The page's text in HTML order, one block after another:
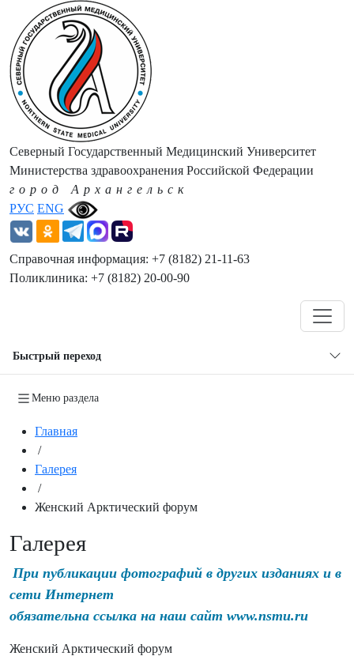
РУС ENG
Северный Государственный Медицинский Университет
Министерства здравоохранения Российской Федерации
город Архангельск
Справочная информация: +7 (8182) 21-11-63
Поликлиника: +7 (8182) 20-00-90
Быстрый переход
Меню раздела
Главная
/
Галерея
/
Женский Арктический форум
Галерея
При публикации фотографий в других изданиях и в
сети Интернет
обязательна ссылка на наш сайт www.nsmu.ru
Женский Арктический форум